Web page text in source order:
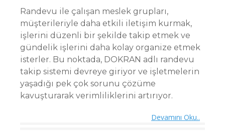
Randevu ile çalışan meslek grupları,
müşterileriyle daha etkili iletişim kurmak,
işlerini düzenli bir şekilde takip etmek ve
gündelik işlerini daha kolay organize etmek
isterler. Bu noktada, DOKRAN adlı randevu
takip sistemi devreye giriyor ve işletmelerin
yaşadığı pek çok sorunu çözüme
kavuşturarak verimliliklerini artırıyor.
Devamını Oku..